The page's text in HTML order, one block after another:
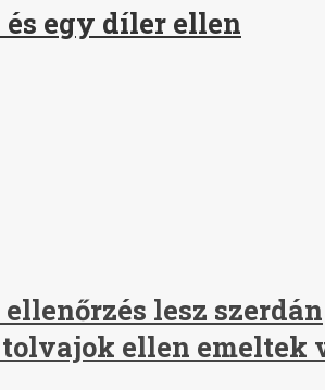
egy díler ellen
lesz szerdán
ellen emeltek